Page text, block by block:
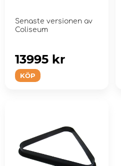
Senaste versionen av
Coliseum
KÖP
13995 kr